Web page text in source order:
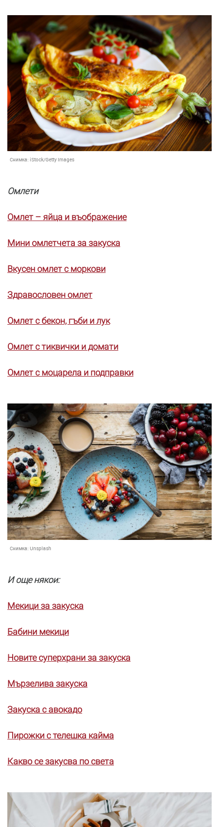
Снимка: iStock/Getty Images
Омлети
Омлет – яйца и въображение
Мини омлетчета за закуска
Вкусен омлет с моркови
Здравословен омлет
Омлет с бекон, гъби и лук
Омлет с тиквички и домати
Омлет с моцарела и подправки
Снимка: Unsplash
И още някои:
Мекици за закуска
Бабини мекици
Новите суперхрани за закуска
Мързелива закуска
Закуска с авокадо
Пирожки с телешка кайма
Какво се закусва по света